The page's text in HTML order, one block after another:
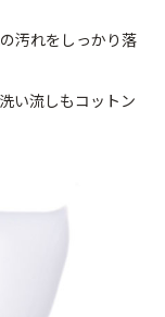
汚れをしっかり落
い流しもコットン